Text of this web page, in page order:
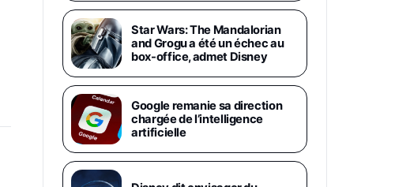
Galaxy S26 Ultra 512 Go Bleu
1019€ 1399€ Fnac (Vendeur Tiers)
Galaxy S26 Ultra 256 Go Violet
892€1199€
Philips SHK2000BL - Casque
Enfant - Bleu & Répartiteur Audio
5 Casques, Blanc
24,94€
Star Wars: The Mandalorian
and Grogu a été un échec au
box-office, admet Disney
Google remanie sa direction
chargée de l’intelligence
artificielle